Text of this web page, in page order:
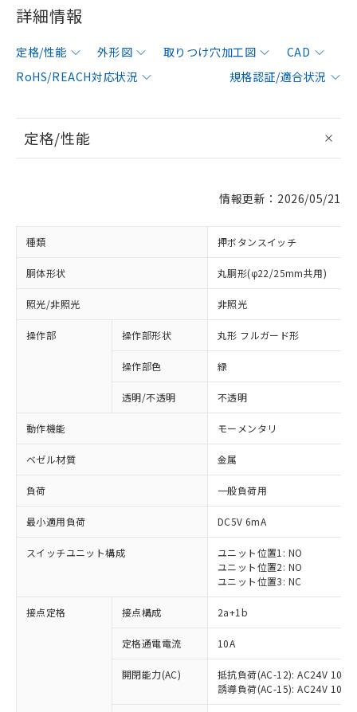
詳細情報
定格/性能 外形図 取りつけ穴加工図
CAD
RoHS/REACH対応状況
規格認証/適合状況
定格/性能
情報更新：2026/05/21
種類 押ボタンスイッチ
胴体形状 丸胴形(φ22/25mm共用)
照光/非照光 非照光
操作部 操作部形状 丸形 フルガード形
操作部色 緑
透明/不透明 不透明
動作機能 モーメンタリ
ベゼル材質 金属
負荷 一般負荷用
最小適用負荷 DC5V 6mA
スイッチユニット構成
ユニット位置1: NO
ユニット位置2: NO
ユニット位置3: NC
接点定格 接点構成 2a+1b
定格通電電流 10A
開閉能力(AC)
抵抗負荷(AC-12): AC24V 10A/
誘導負荷(AC-15): AC24V
※1 対応状況
対応済み：EU RoHS指令（10物質）の
非含有に対応した製品が提供可能な商品で
対応予定：EU RoHS指令（10物質）の非含